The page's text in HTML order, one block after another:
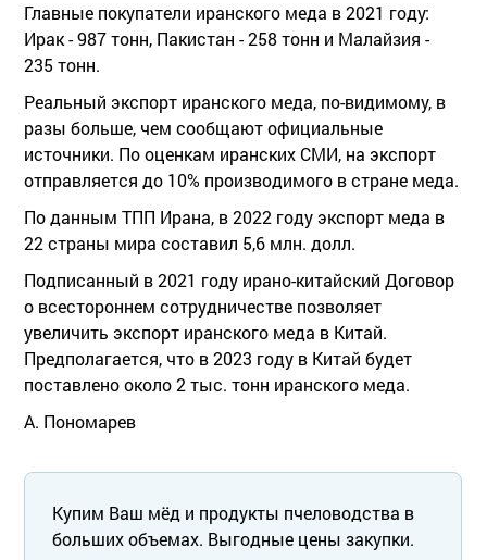
Главные покупатели иранского меда в 2021 году:
Ирак - 987 тонн, Пакистан - 258 тонн и Малайзия -
235 тонн.
Реальный экспорт иранского меда, по-видимому, в
разы больше, чем сообщают официальные
источники. По оценкам иранских СМИ, на экспорт
отправляется до 10% производимого в стране меда.
По данным ТПП Ирана, в 2022 году экспорт меда в
22 страны мира составил 5,6 млн. долл.
Подписанный в 2021 году ирано-китайский Договор
о всестороннем сотрудничестве позволяет
увеличить экспорт иранского меда в Китай.
Предполагается, что в 2023 году в Китай будет
поставлено около 2 тыс. тонн иранского меда.
А. Пономарев
Купим Ваш мёд и продукты пчеловодства в
больших объемах. Выгодные цены закупки.